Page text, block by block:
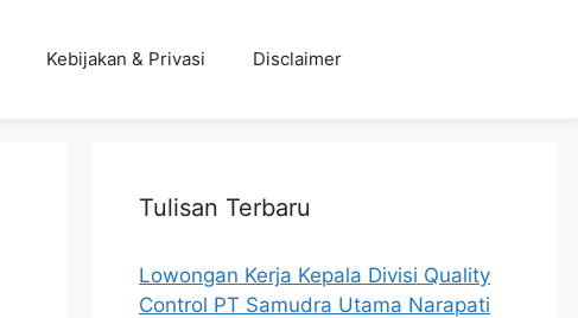
Kebijakan & Privasi Disclaimer
Tulisan Terbaru
Lowongan Kerja Kepala Divisi Quality
Control PT Samudra Utama Narapati